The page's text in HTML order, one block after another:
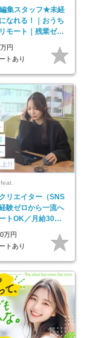
集スタッフ★未経
なれる！｜おうち
モート｜残業ゼロ
◎
円
トあり
リエイター（SNS
験ゼロから一流へ
トOK／月給30万
日以上
万円
トあり